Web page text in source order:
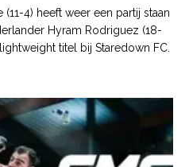
4) heeft weer een partij staan
Hyram Rodriguez (18-
titel bij Staredown FC.